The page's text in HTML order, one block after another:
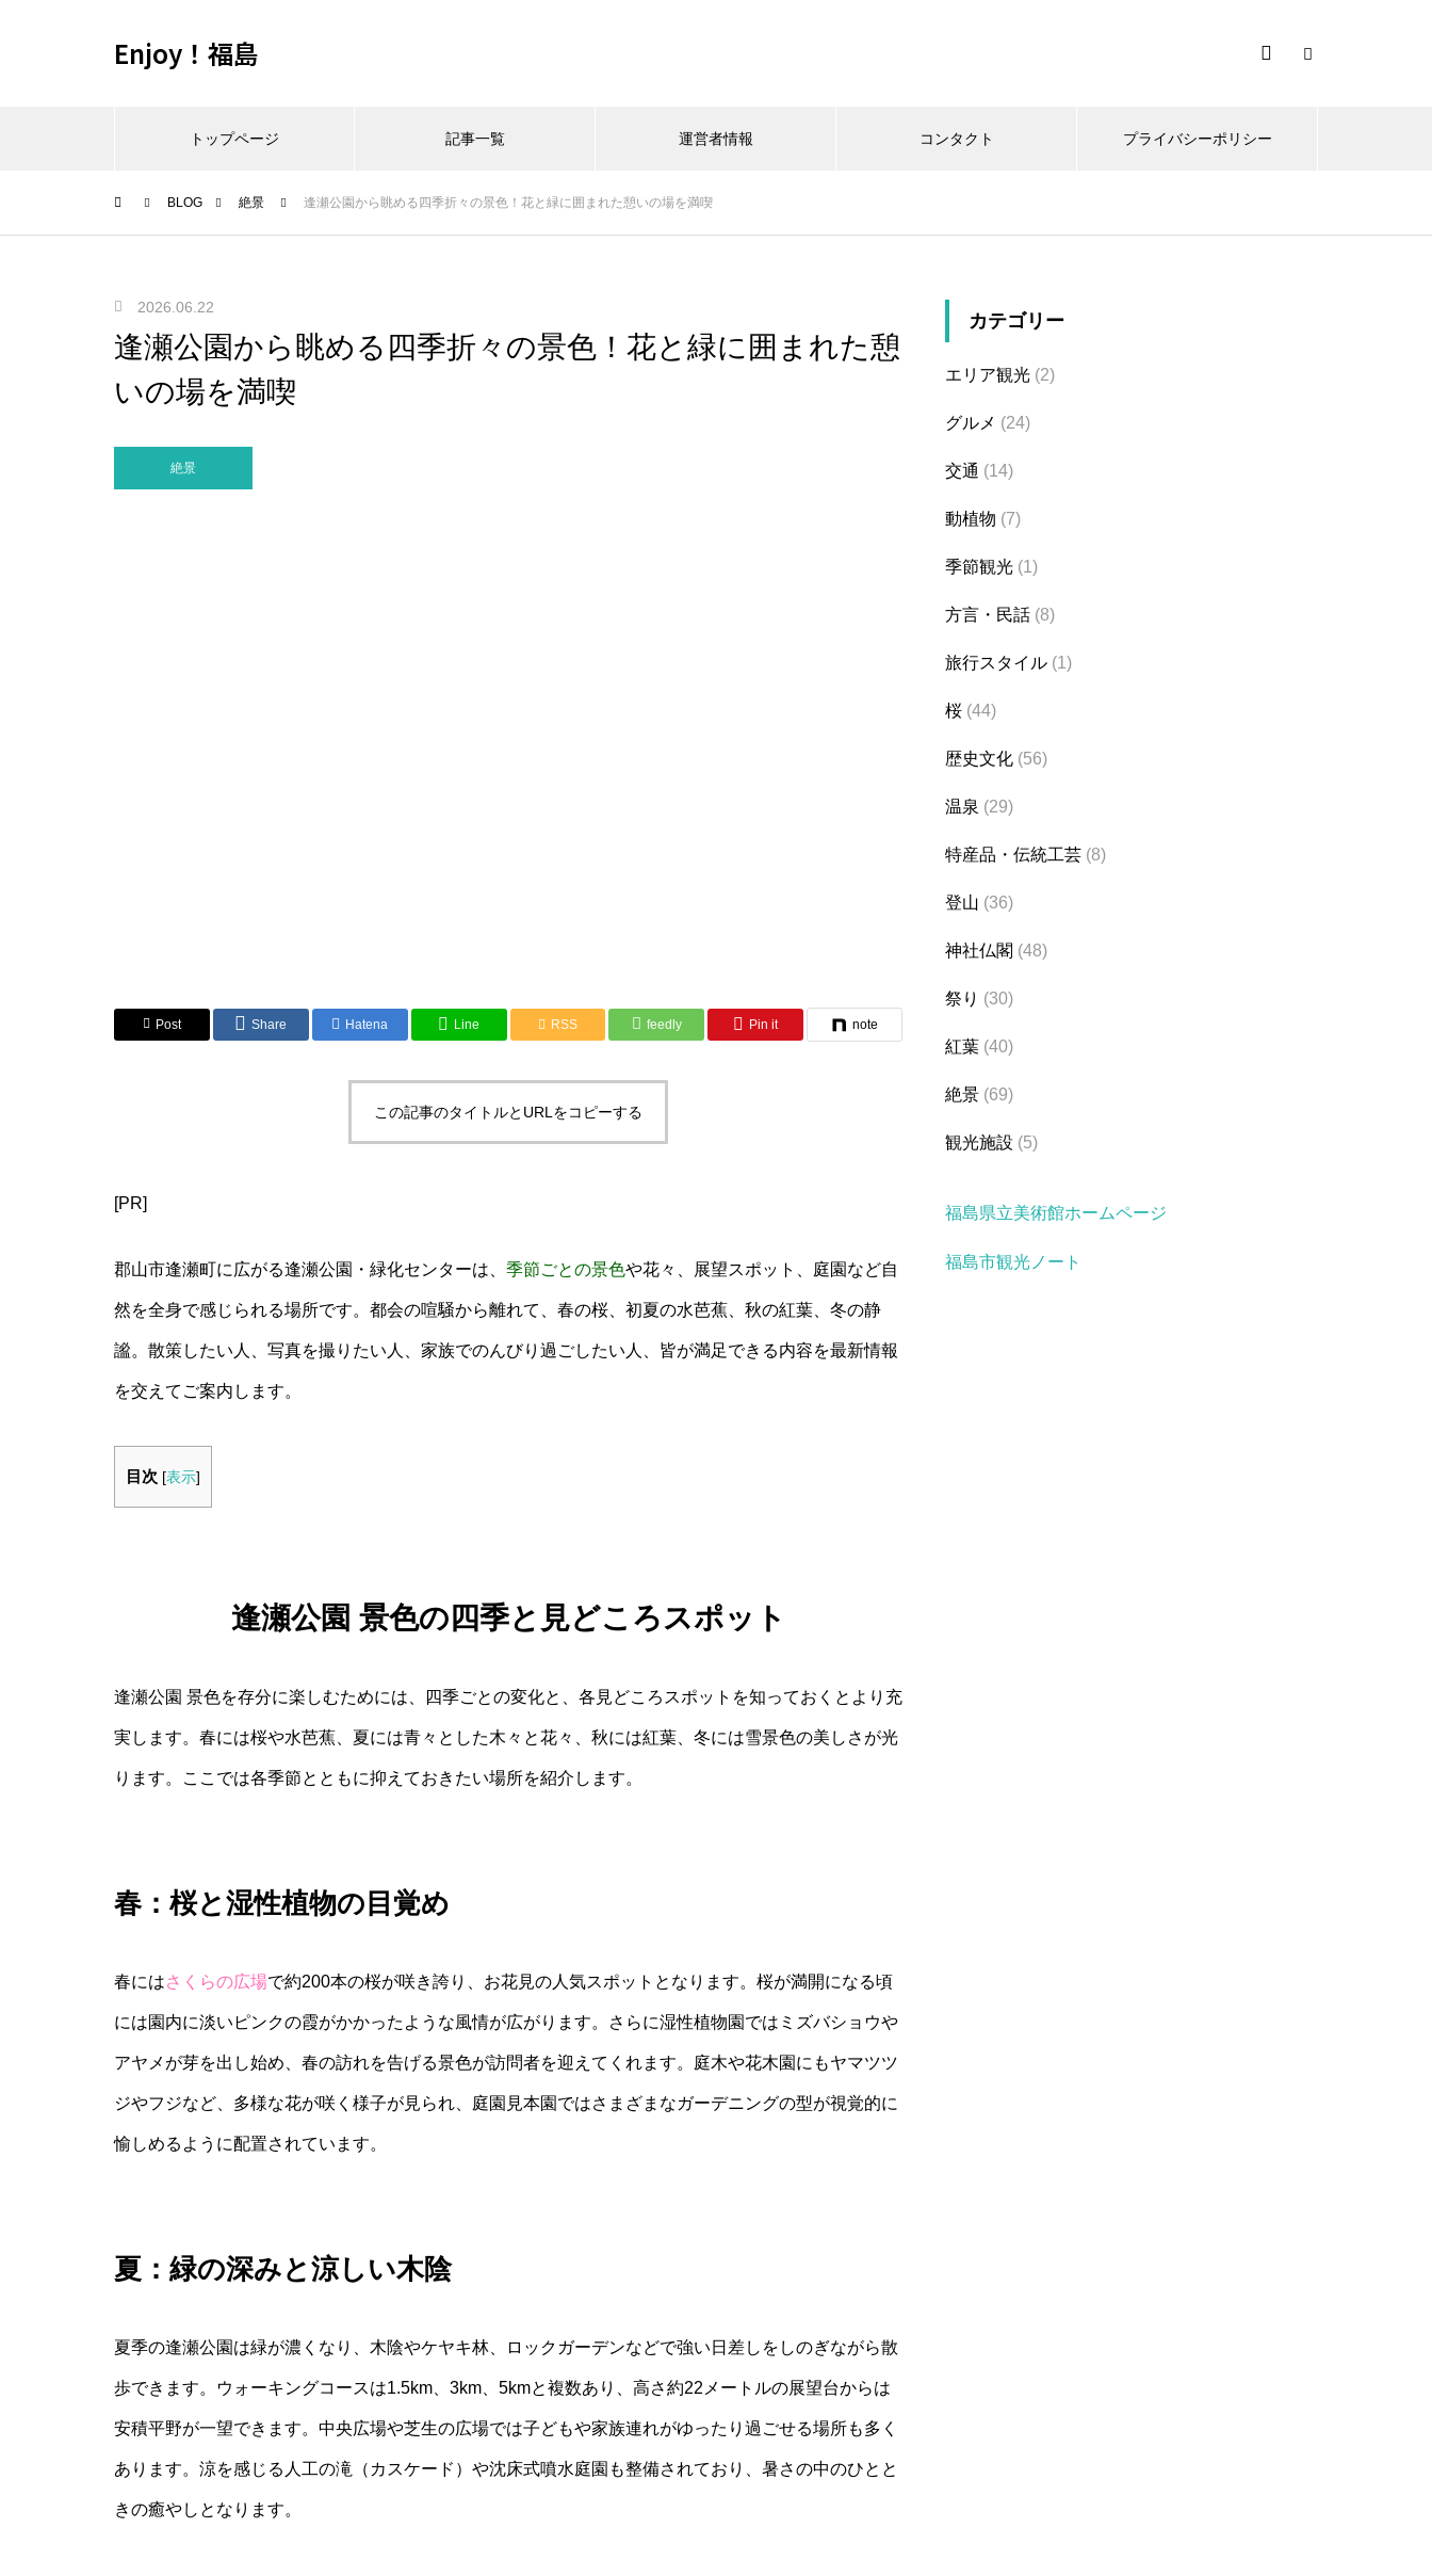
Enjoy！福島
トップページ 記事一覧 運営者情報 コンタクト プライバシーポリシー
BLOG 絶景 逢瀬公園から眺める四季折々の景色！花と緑に囲まれた憩いの場を満喫
2026.06.22
逢瀬公園から眺める四季折々の景色！花と緑に囲まれた憩
いの場を満喫
絶景
Post Share Hatena Line RSS feedly Pin it note
この記事のタイトルとURLをコピーする
[PR]
郡山市逢瀬町に広がる逢瀬公園・緑化センターは、 季節ごとの景色や花々、展望スポット、庭園など自
然を全身で感じられる場所です。都会の喧騒から離れて、春の桜、初夏の水芭蕉、秋の紅葉、冬の静
謐。散策したい人、写真を撮りたい人、家族でのんびり過ごしたい人、皆が満足できる内容を最新情報
を交えてご案内します。
目次 [表示]
逢瀬公園 景色の四季と見どころスポット
逢瀬公園 景色を存分に楽しむためには、四季ごとの変化と、各見どころスポットを知っておくとより充
実します。春には桜や水芭蕉、夏には青々とした木々と花々、秋には紅葉、冬には雪景色の美しさが光
ります。ここでは各季節とともに抑えておきたい場所を紹介します。
春：桜と湿性植物の目覚め
春にはさくらの広場で約200本の桜が咲き誇り、お花見の人気スポットとなります。桜が満開になる頃
には園内に淡いピンクの霞がかかったような風情が広がります。さらに湿性植物園ではミズバショウや
アヤメが芽を出し始め、春の訪れを告げる景色が訪問者を迎えてくれます。庭木や花木園にもヤマツツ
ジやフジなど、多様な花が咲く様子が見られ、庭園見本園ではさまざまなガーデニングの型が視覚的に
愉しめるように配置されています。
夏：緑の深みと涼しい木陰
夏季の逢瀬公園は緑が濃くなり、木陰やケヤキ林、ロックガーデンなどで強い日差しをしのぎながら散
歩できます。ウォーキングコースは1.5km、3km、5kmと複数あり、高さ約22メートルの展望台からは
安積平野が一望できます。中央広場や芝生の広場では子どもや家族連れがゆったり過ごせる場所も多く
あります。涼を感じる人工の滝（カスケード）や沈床式噴水庭園も整備されており、暑さの中のひとと
きの癒やしとなります。
カテゴリー
エリア観光 (2)
グルメ (24)
交通 (14)
動植物 (7)
季節観光 (1)
方言・民話 (8)
旅行スタイル (1)
桜 (44)
歴史文化 (56)
温泉 (29)
特産品・伝統工芸 (8)
登山 (36)
神社仏閣 (48)
祭り (30)
紅葉 (40)
絶景 (69)
観光施設 (5)
福島県立美術館ホームページ
福島市観光ノート